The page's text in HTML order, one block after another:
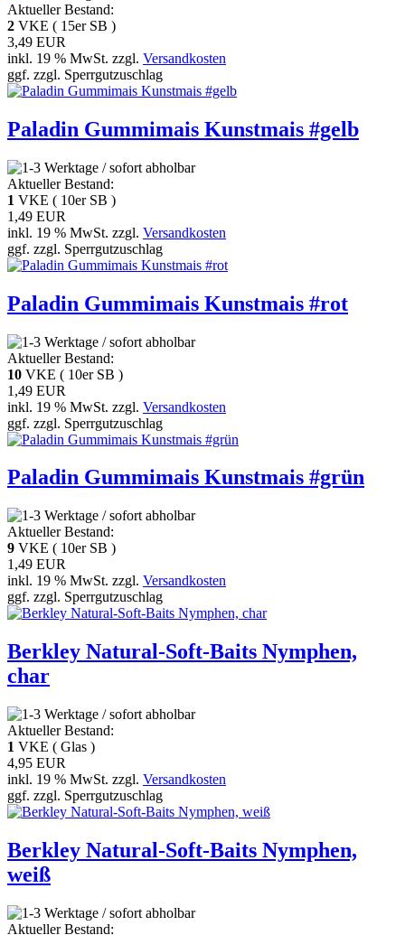
Aktueller Bestand:
2 VKE ( 15er SB )
3,49 EUR
inkl. 19 % MwSt. zzgl. Versandkosten
ggf. zzgl. Sperrgutzuschlag
Paladin Gummimais Kunstmais #gelb
Aktueller Bestand:
1 VKE ( 10er SB )
1,49 EUR
inkl. 19 % MwSt. zzgl. Versandkosten
ggf. zzgl. Sperrgutzuschlag
Paladin Gummimais Kunstmais #rot
Aktueller Bestand:
10 VKE ( 10er SB )
1,49 EUR
inkl. 19 % MwSt. zzgl. Versandkosten
ggf. zzgl. Sperrgutzuschlag
Paladin Gummimais Kunstmais #grün
Aktueller Bestand:
9 VKE ( 10er SB )
1,49 EUR
inkl. 19 % MwSt. zzgl. Versandkosten
ggf. zzgl. Sperrgutzuschlag
Berkley Natural-Soft-Baits Nymphen,
char
Aktueller Bestand:
1 VKE ( Glas )
4,95 EUR
inkl. 19 % MwSt. zzgl. Versandkosten
ggf. zzgl. Sperrgutzuschlag
Berkley Natural-Soft-Baits Nymphen,
weiß
Aktueller Bestand: